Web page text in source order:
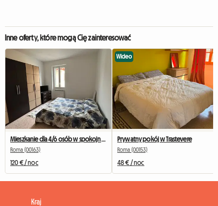
Inne oferty, które mogą Cię zainteresować
Roma (00163)
120 € / noc
Wideo
Prywatny pokój w Trastevere
Roma (00153)
48 € / noc
Kraj